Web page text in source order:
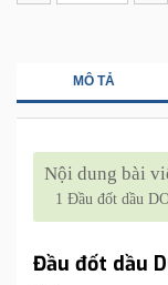
MÔ TẢ
Nội dung bài
1 Đầu đốt dầu
Đầu đốt dầu